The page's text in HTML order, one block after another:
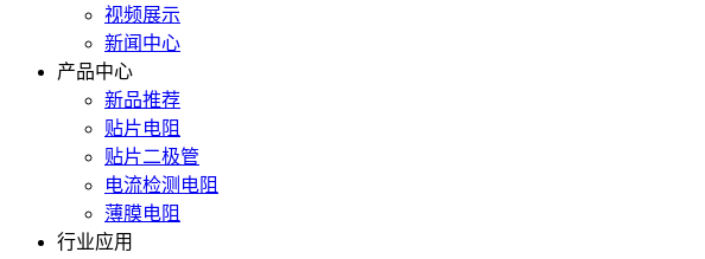
视频展示
新闻中心
产品中心
新品推荐
贴片电阻
贴片二极管
电流检测电阻
薄膜电阻
行业应用